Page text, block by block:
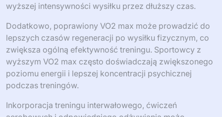
wyższej intensywności wysiłku przez dłuższy czas.
Dodatkowo, poprawiony VO2 max może prowadzić do
lepszych czasów regeneracji po wysiłku fizycznym, co
zwiększa ogólną efektywność treningu. Sportowcy z
wyższym VO2 max często doświadczają zwiększonego
poziomu energii i lepszej koncentracji psychicznej
podczas treningów.
Inkorporacja treningu interwałowego, ćwiczeń